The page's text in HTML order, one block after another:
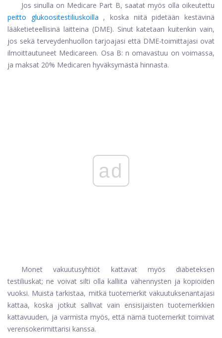
Jos sinulla on Medicare Part B, saatat myös olla oikeutettu
peitto glukoositestiliuskoilla , koska niitä pidetään kestävinä
lääketieteellisinä laitteina (DME). Sinut katetaan kuitenkin vain,
jos sekä terveydenhuollon tarjoajasi että DME-toimittajasi ovat
ilmoittautuneet Medicareen. Osa B: n omavastuu on voimassa,
ja maksat 20% Medicaren hyväksymästä hinnasta.
ad
Monet vakuutusyhtiöt kattavat myös diabeteksen
testiliuskat; ne voivat silti olla kalliita vähennysten ja kopioiden
vuoksi. Muista tarkistaa, mitkä tuotemerkit vakuutuksenantajasi
kattaa, koska jotkut sallivat vain ensisijaisten tuotemerkkien
kattavuuden, ja varmista myös, että nämä tuotemerkit toimivat
verensokerimittarisi kanssa.